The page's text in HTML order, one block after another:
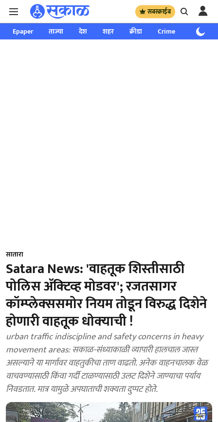
सबस्क्राईब
Epaper ताज्या देश शहर क्रीडा Crime साप्ताहिक
सातारा
Satara News: 'वाहतूक शिस्‍तीसाठी
पोलिस ॲक्‍टिव्‍ह मोडवर'; रजतसागर
कॉम्‍प्‍लेक्‍ससमोर नियम तोडून विरुद्ध दिशेने
होणारी वाहतूक धोक्‍याची !
urban traffic indiscipline and safety concerns in heavy
movement areas: सकाळ-संध्याकाळी व्यापारी हालचाल जास्त
असल्याने या मार्गावर वाहतुकीचा ताण वाढतो. अनेक वाहनचालक वेळ
वाचवण्यासाठी किंवा गर्दी टाळण्यासाठी उलट दिशेने जाण्याचा पर्याय
निवडतात. मात्र यामुळे अपघाताची शक्यता दुप्पट होते.